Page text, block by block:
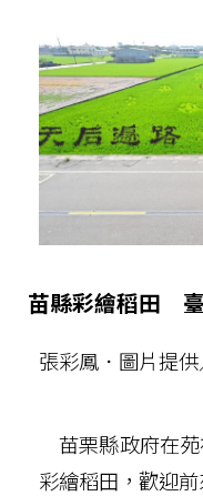
苗縣彩繪稻田
張彩鳳．圖片提
苗栗縣政府在苑
彩繪稻田，歡迎